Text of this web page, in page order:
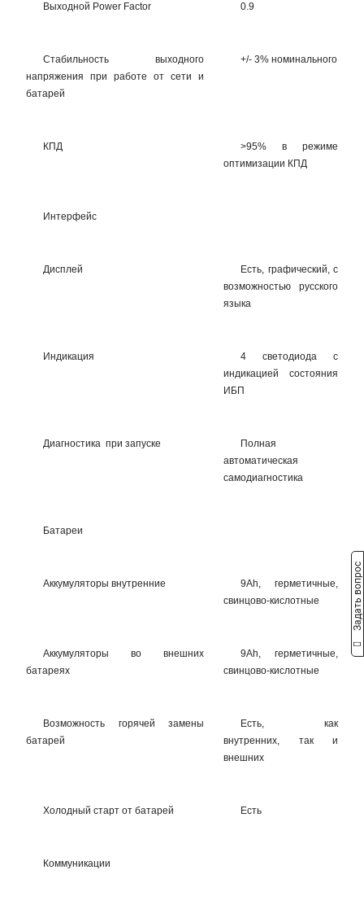
Выходной Power Factor 0.9
Стабильность выходного
напряжения при работе от сети и
батарей
+/- 3% номинального
КПД
>95% в режиме
оптимизации КПД
Интерфейс
Дисплей
Есть, графический, с
возможностью русского
языка
Индикация
4 светодиода с
индикацией состояния
ИБП
Диагностика при запуске
Полная
автоматическая
самодиагностика
Батареи
Аккумуляторы внутренние
9Ah, герметичные,
свинцово-кислотные
Аккумуляторы во внешних
батареях
9Ah, герметичные,
свинцово-кислотные
Возможность горячей замены
батарей
Есть, как
внутренних, так и
внешних
Холодный старт от батарей Есть
Коммуникации
Задать вопрос